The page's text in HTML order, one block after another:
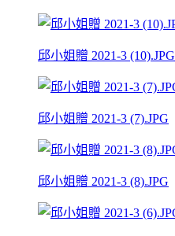
邱小姐贈 2021-3 (10).JPG
邱小姐贈 2021-3 (7).JPG
邱小姐贈 2021-3 (8).JPG